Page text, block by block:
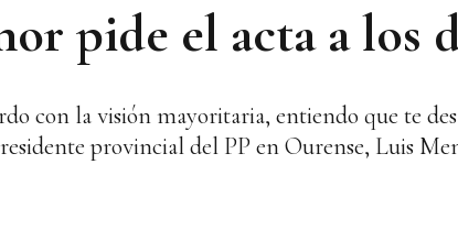
pide el acta a los
con la visión mayoritaria, entiendo que te
provincial del PP en Ourense, Luis